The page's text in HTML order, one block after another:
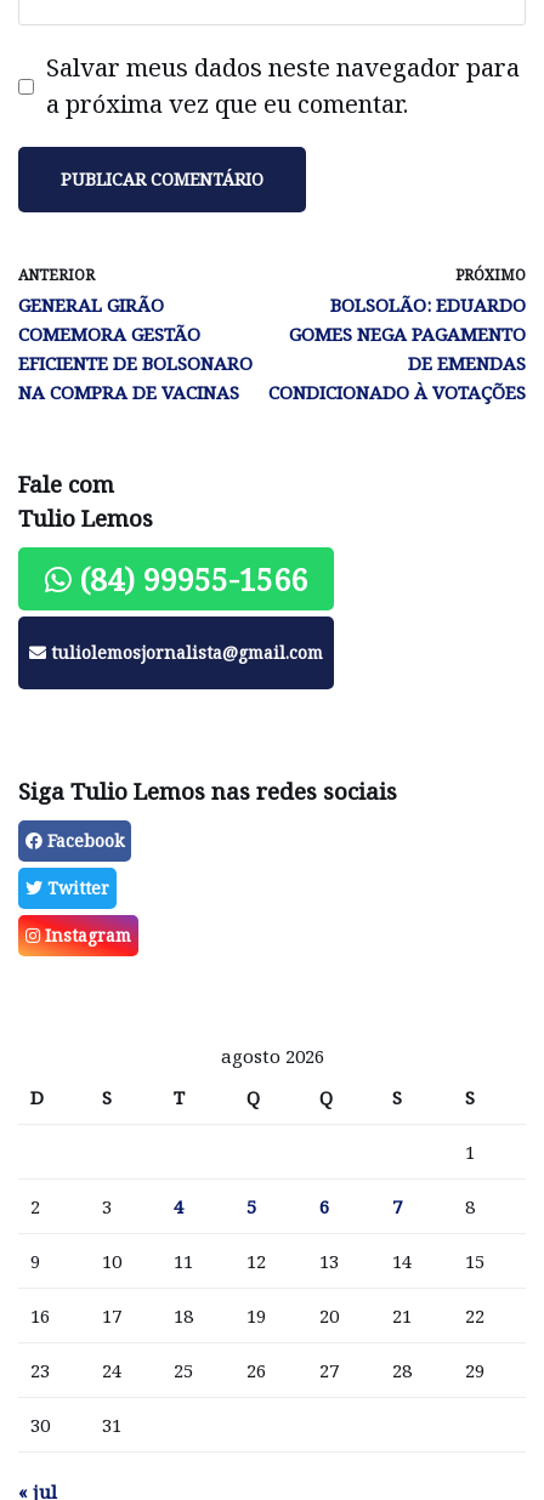
Salvar meus dados neste navegador para
a próxima vez que eu comentar.
ANTERIOR
GENERAL GIRÃO
COMEMORA GESTÃO
EFICIENTE DE BOLSONARO
NA COMPRA DE VACINAS
PRÓXIMO
BOLSOLÃO: EDUARDO
GOMES NEGA PAGAMENTO
DE EMENDAS
CONDICIONADO À VOTAÇÕES
Fale com
Tulio Lemos
(84) 99955-1566
tuliolemosjornalista@gmail.com
Siga Tulio Lemos nas redes sociais
Facebook
Twitter
Instagram
agosto 2026
D
S T Q Q S S
1
2 3 4 5 6 7 8
9 10 11 12 13 14 15
16 17 18 19 20 21 22
23 24 25 26 27 28 29
30 31
« jul